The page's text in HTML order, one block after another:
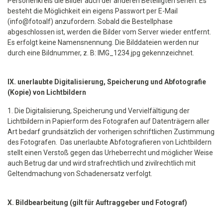
besteht die Möglichkeit ein eigens Passwort per E-Mail
(info@fotoalf) anzufordern. Sobald die Bestellphase
abgeschlossen ist, werden die Bilder vom Server wieder entfernt.
Es erfolgt keine Namensnennung. Die Bilddateien werden nur
durch eine Bildnummer, z. B: IMG_1234.jpg gekennzeichnet.
IX. unerlaubte Digitalisierung, Speicherung und Abfotografie
(Kopie) von Lichtbildern
1. Die Digitalisierung, Speicherung und Vervielfältigung der
Lichtbildern in Papierform des Fotografen auf Datenträgern aller
Art bedarf grundsätzlich der vorherigen schriftlichen Zustimmung
des Fotografen. Das unerlaubte Abfotografieren von Lichtbildern
stellt einen Verstoß gegen das Urheberrecht und möglicher Weise
auch Betrug dar und wird strafrechtlich und zivilrechtlich mit
Geltendmachung von Schadenersatz verfolgt.
X. Bildbearbeitung (gilt für Auftraggeber und Fotograf)